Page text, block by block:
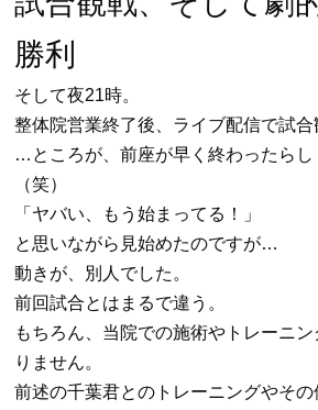
勝利
そして夜21時。
整体院営業終了後、ライブ配信で試合
…ところが、前座が早く終わったらし
（笑）
「ヤバい、もう始まってる！」
と思いながら見始めたのですが…
動きが、別人でした。
前回試合とはまるで違う。
もちろん、当院での施術やトレーニ
りません。
前述の千葉君とのトレーニングやそ